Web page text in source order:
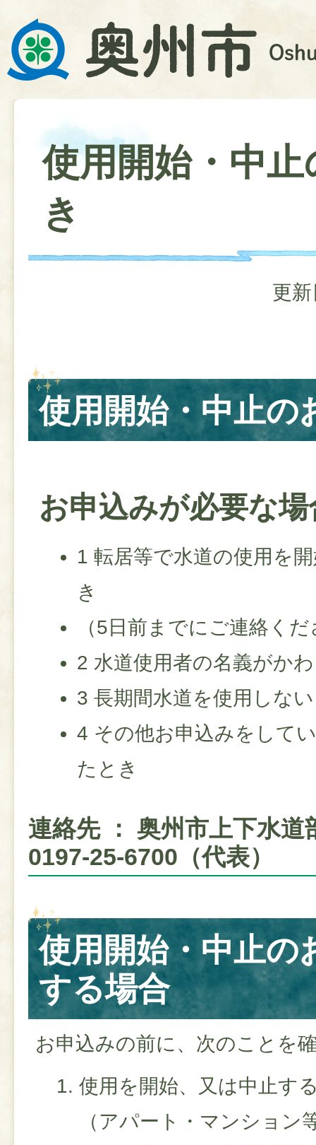
使用開始・中止
き
更
使用開始・中止の
お申込みが必要な場
1 転居等で水道の使用を
き
（5日前までにご連絡く
2 水道使用者の名義がか
3 長期間水道を使用しな
4 その他お申込みをして
たとき
連絡先 ： 奥州市上下水
0197-25-6700（代表）
使用開始・中止の
する場合
お申込みの前に、次のことを
使用を開始、又は中止す
（アパート・マンション